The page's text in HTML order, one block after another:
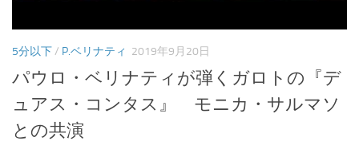
5分以下/ P.ベリナティ 2019年9月20日
パウロ・ベリナティが弾くガロトの『デ
ュアス・コンタス』 モニカ・サルマソ
との共演